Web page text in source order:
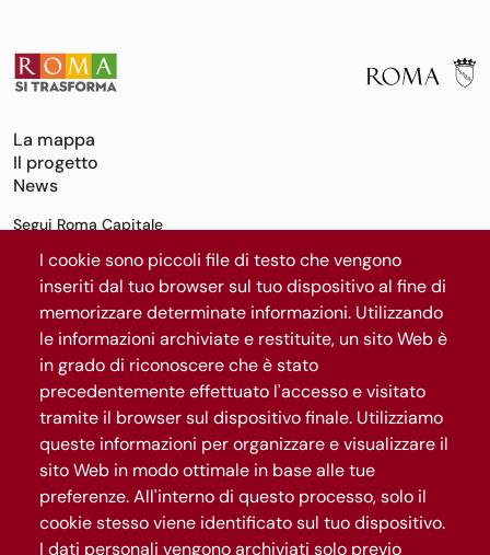
La mappa
Il progetto
News
Segui Roma Capitale
Iscriviti al canale WhatsApp
Gestisci privacy
I cookie sono piccoli file di testo che vengono
inseriti dal tuo browser sul tuo dispositivo al fine di
memorizzare determinate informazioni. Utilizzando
le informazioni archiviate e restituite, un sito Web è
in grado di riconoscere che è stato
precedentemente effettuato l'accesso e visitato
tramite il browser sul dispositivo finale. Utilizziamo
queste informazioni per organizzare e visualizzare il
sito Web in modo ottimale in base alle tue
preferenze. All'interno di questo processo, solo il
cookie stesso viene identificato sul tuo dispositivo.
I dati personali vengono archiviati solo previo